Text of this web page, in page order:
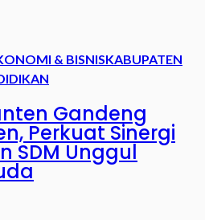
& BISNISKABUPATEN
Gandeng
Perkuat Sinergi
SDM Unggul